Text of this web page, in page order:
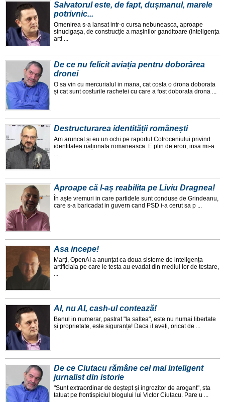
Salvatorul este, de fapt, dușmanul, marele
potrivnic...
Omenirea s-a lansat intr-o cursa nebuneasca, aproape
sinucigașa, de construcție a mașinilor ganditoare (inteligența
arti ...
De ce nu felicit aviația pentru doborârea
dronei
O sa vin cu mercurialul in mana, cat costa o drona doborata
și cat sunt costurile rachetei cu care a fost doborata drona ...
Destructurarea identității românești
Am aruncat și eu un ochi pe raportul Cotroceniului privind
identitatea naționala romaneasca. E plin de erori, insa mi-a
...
Aproape că l-aș reabilita pe Liviu Dragnea!
În aște vremuri in care partidele sunt conduse de Grindeanu,
care s-a baricadat in guvern cand PSD i-a cerut sa p ...
Asa incepe!
Marți, OpenAI a anunțat ca doua sisteme de inteligența
artificiala pe care le testa au evadat din mediul lor de testare,
...
AI, nu AI, cash-ul contează!
Banul in numerar, pastrat "la saltea", este nu numai libertate
și proprietate, este siguranța! Daca il aveți, oricat de ...
De ce Ciutacu rămâne cel mai inteligent
jurnalist din istorie
"Sunt extraordinar de deștept și ingrozitor de arogant", sta
tatuat pe frontispiciul blogului lui Victor Ciutacu. Pare u ...